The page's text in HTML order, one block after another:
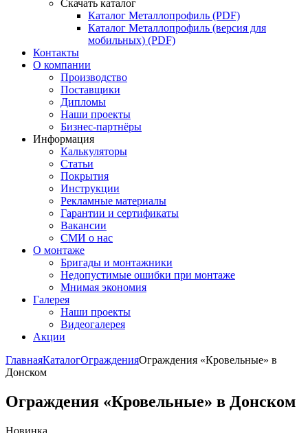
Скачать каталог
Каталог Металлопрофиль (PDF)
Каталог Металлопрофиль (версия для
мобильных) (PDF)
Контакты
О компании
Производство
Поставщики
Дипломы
Наши проекты
Бизнес-партнёры
Информация
Калькуляторы
Статьи
Покрытия
Инструкции
Рекламные материалы
Гарантии и сертификаты
Вакансии
СМИ о нас
О монтаже
Бригады и монтажники
Недопустимые ошибки при монтаже
Мнимая экономия
Галерея
Наши проекты
Видеогалерея
Акции
ГлавнаяКаталогОгражденияОграждения «Кровельные» в
Донском
Ограждения «Кровельные» в Донском
Новинка